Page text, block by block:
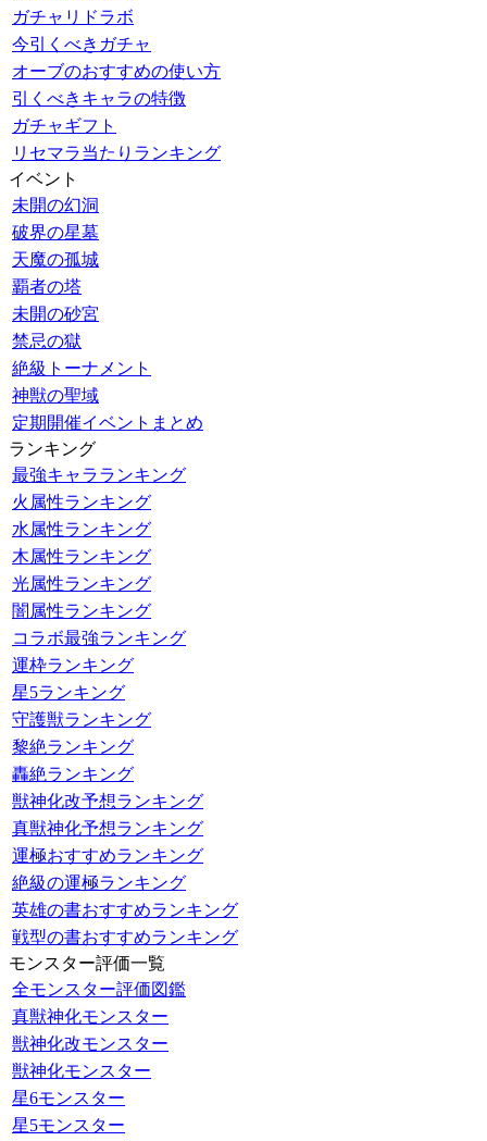
ガチャリドラボ
今引くべきガチャ
オーブのおすすめの使い方
引くべきキャラの特徴
ガチャギフト
リセマラ当たりランキング
イベント
未開の幻洞
破界の星墓
天魔の孤城
覇者の塔
未開の砂宮
禁忌の獄
絶級トーナメント
神獣の聖域
定期開催イベントまとめ
ランキング
最強キャラランキング
火属性ランキング
水属性ランキング
木属性ランキング
光属性ランキング
闇属性ランキング
コラボ最強ランキング
運枠ランキング
星5ランキング
守護獣ランキング
黎絶ランキング
轟絶ランキング
獣神化改予想ランキング
真獣神化予想ランキング
運極おすすめランキング
絶級の運極ランキング
英雄の書おすすめランキング
戦型の書おすすめランキング
モンスター評価一覧
全モンスター評価図鑑
真獣神化モンスター
獣神化改モンスター
獣神化モンスター
星6モンスター
星5モンスター